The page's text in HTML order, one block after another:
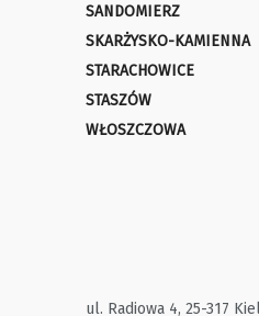
SANDOMIERZ
SKARŻYSKO-KAMIENNA
STARACHOWICE
STASZÓW
WŁOSZCZOWA
ul. Radiowa 4, 25-317